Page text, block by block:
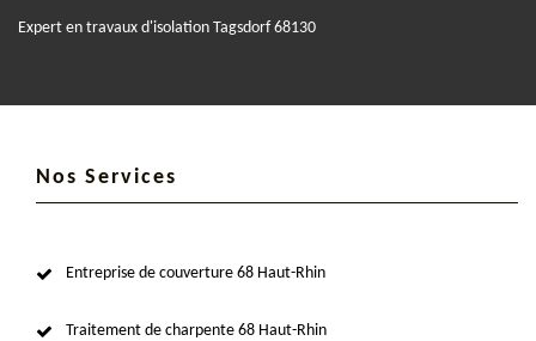
Expert en travaux d'isolation Tagsdorf 68130
Nos Services
Entreprise de couverture 68 Haut-Rhin
Traitement de charpente 68 Haut-Rhin